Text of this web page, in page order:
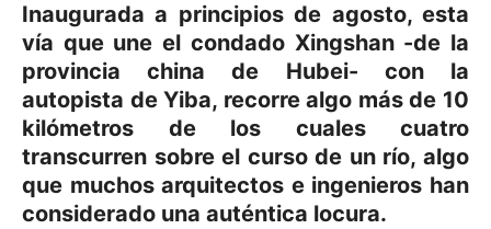
Inaugurada a principios de agosto, esta
vía que une el condado Xingshan -de la
provincia china de Hubei- con la
autopista de Yiba, recorre algo más de 10
kilómetros de los cuales cuatro
transcurren sobre el curso de un río, algo
que muchos arquitectos e ingenieros han
considerado una auténtica locura.